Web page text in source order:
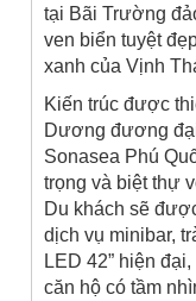
tại Bãi Trường
ven biển tuyệt
xanh của Vịnh
Kiến trúc được
Dương đương
Sonasea Phú
trọng và biệt thự
Du khách sẽ
dịch vụ minibar,
LED 42” hiện
căn hộ có tầm